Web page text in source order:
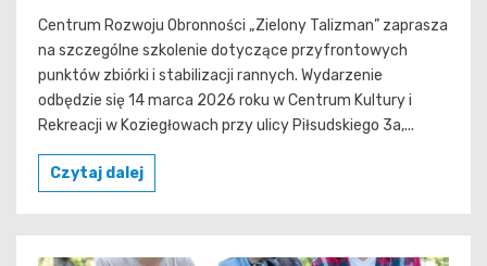
Centrum Rozwoju Obronności „Zielony Talizman” zaprasza
na szczególne szkolenie dotyczące przyfrontowych
punktów zbiórki i stabilizacji rannych. Wydarzenie
odbędzie się 14 marca 2026 roku w Centrum Kultury i
Rekreacji w Koziegłowach przy ulicy Piłsudskiego 3a,...
Czytaj dalej